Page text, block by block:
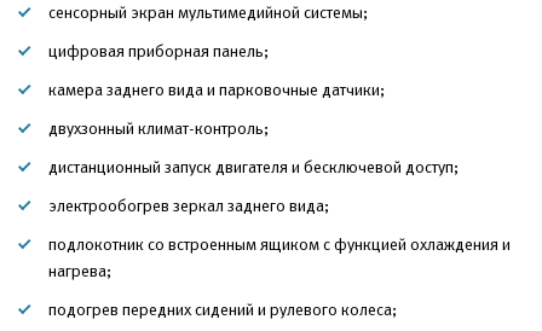
сенсорный экран мультимедийной системы;
цифровая приборная панель;
камера заднего вида и парковочные датчики;
двухзонный климат-контроль;
дистанционный запуск двигателя и бесключевой доступ;
электрообогрев зеркал заднего вида;
подлокотник со встроенным ящиком с функцией охлаждения и
нагрева;
подогрев передних сидений и рулевого колеса;